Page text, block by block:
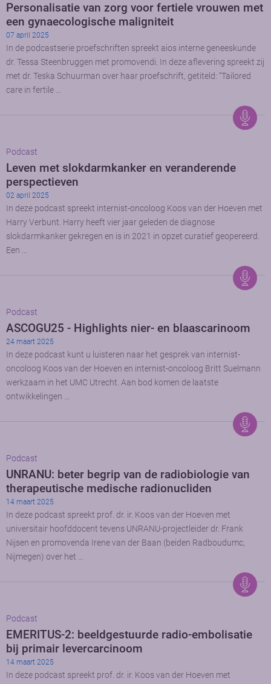
Personalisatie van zorg voor fertiele vrouwen met
een gynaecologische maligniteit
07 april 2025
In de podcastserie proefschriften spreekt aios interne geneeskunde
dr. Tessa Steenbruggen met promovendi. In deze aflevering spreekt zij
met dr. Teska Schuurman over haar proefschrift, getiteld: “Tailored
care in fertile …
Podcast
Leven met slokdarmkanker en veranderende
perspectieven
02 april 2025
In deze podcast spreekt internist-oncoloog Koos van der Hoeven met
Harry Verbunt. Harry heeft vier jaar geleden de diagnose
slokdarmkanker gekregen en is in 2021 in opzet curatief geopereerd.
Een …
Podcast
ASCOGU25 - Highlights nier- en blaascarinoom
24 maart 2025
In deze podcast kunt u luisteren naar het gesprek van internist-
oncoloog Koos van der Hoeven en internist-oncoloog Britt Suelmann
werkzaam in het UMC Utrecht. Aan bod komen de laatste
ontwikkelingen …
Podcast
UNRANU: beter begrip van de radiobiologie van
therapeutische medische radionucliden
14 maart 2025
In deze podcast spreekt prof. dr. ir. Koos van der Hoeven met
universitair hoofddocent tevens UNRANU-projectleider dr. Frank
Nijsen en promovenda Irene van der Baan (beiden Radboudumc,
Nijmegen) over het …
Podcast
EMERITUS-2: beeldgestuurde radio-embolisatie
bij primair levercarcinoom
14 maart 2025
In deze podcast spreekt prof. dr. ir. Koos van der Hoeven met